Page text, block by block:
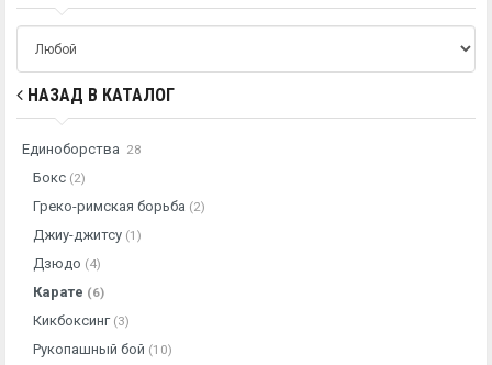
НАЗАД В КАТАЛОГ
Единоборства 28
Бокс (2)
Греко-римская борьба (2)
Джиу-джитсу (1)
Дзюдо (4)
Карате (6)
Кикбоксинг (3)
Рукопашный бой (10)